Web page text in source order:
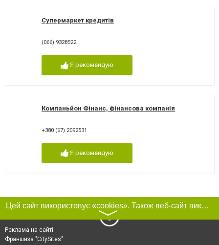
Супермаркет кредитів
(066) 9328522
Я рекомендую
Компаньйон Фінанс, фінансова компанія
+380 (67) 2092531
Я рекомендую
Цей сайт використовує «cookies». Також веб-сайт використовує інтернет-сервіс для збору технічних даних стосовно відвідувачів з метою отримання маркетингової та статистичної інформації. Умови обробки даних відвідувачів сайту див.
〉
Реклама на сайті
Франшиза "CitySites"